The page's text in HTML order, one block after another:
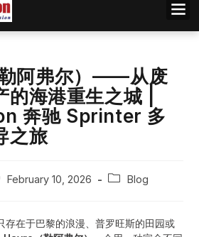
阿弗尔）——从废
海港重生之城 |
奔驰 Sprinter 多
之旅
February 10, 2026 Blog
存在于巴黎的浪漫、普罗旺斯的田园或